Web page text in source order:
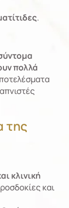
.
πολλά
της
κλινική
και